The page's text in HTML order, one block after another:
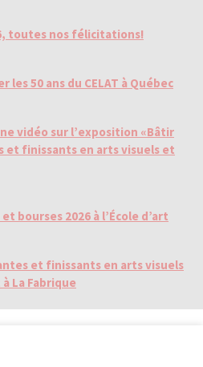
toutes nos félicitations!
50 ans du CELAT à Québec
vidéo sur l’exposition «Bâtir
et finissants en arts visuels et
bourses 2026 à l’École d’art
et finissants en arts visuels
La Fabrique